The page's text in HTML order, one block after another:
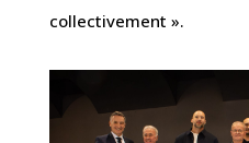
collectivement ».